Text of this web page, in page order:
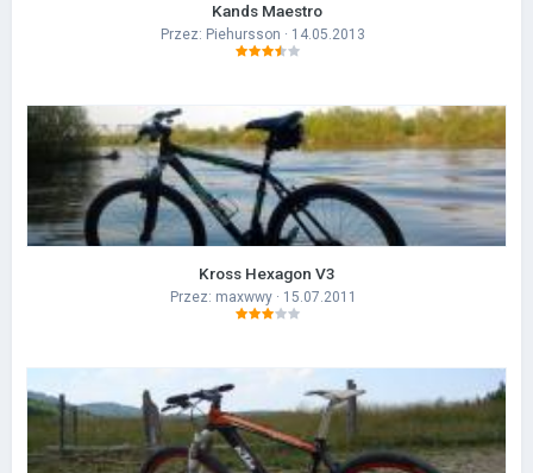
Kands Maestro
Przez: Piehursson · 14.05.2013
Kross Hexagon V3
Przez: maxwwy· 15.07.2011